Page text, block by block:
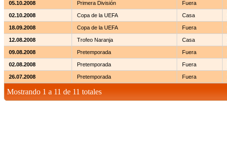
05.10.2008 Primera División Fuera
02.10.2008 Copa de la UEFA Casa
18.09.2008 Copa de la UEFA Fuera
12.08.2008 Trofeo Naranja Casa
09.08.2008 Pretemporada Fuera
02.08.2008 Pretemporada Fuera
26.07.2008 Pretemporada Fuera
Mostrando 1 a 11 de 11 totales